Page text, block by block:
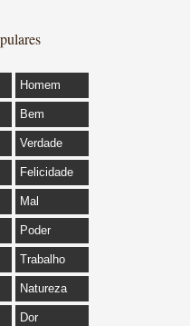
Homem
Bem
Verdade
Felicidade
Mal
Poder
Trabalho
Natureza
Dor